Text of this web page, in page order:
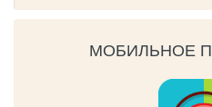
МОБИЛЬНОЕ